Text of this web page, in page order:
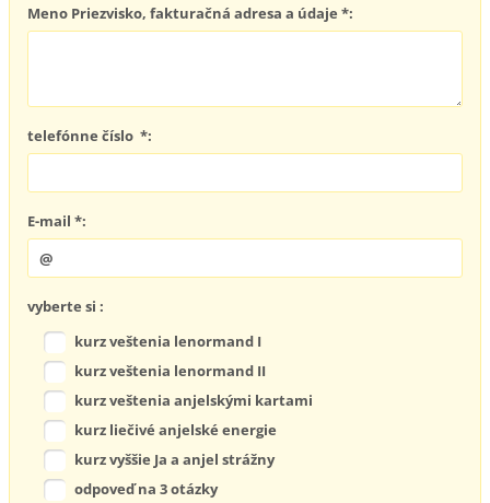
Meno Priezvisko, fakturačná adresa a údaje *:
telefónne číslo *:
E-mail *:
vyberte si :
kurz veštenia lenormand I
kurz veštenia lenormand II
kurz veštenia anjelskými kartami
kurz liečivé anjelské energie
kurz vyššie Ja a anjel strážny
odpoveď na 3 otázky